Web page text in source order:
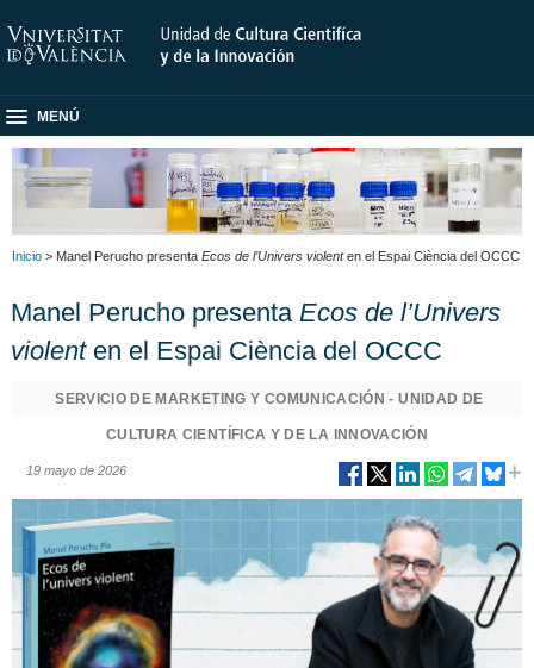
MENÚ
Inicio > Manel Perucho presenta Ecos de l’Univers violenten el Espai Ciència del OCCC
Manel Perucho presenta Ecos de l’Univers
violenten el Espai Ciència del OCCC
SERVICIO DE MARKETING Y COMUNICACIÓN - UNIDAD DE
CULTURA CIENTÍFICA Y DE LA INNOVACIÓN
19 mayo de 2026